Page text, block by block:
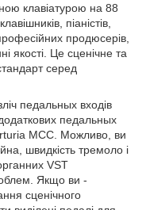
клавіатурою на 88
піаністів,
продюсерів,
якості. Це сценічне та
серед
педальных входів
педальных
MCC. Можливо, ви
швидкість тремоло і
VST
Якщо ви -
сценічного